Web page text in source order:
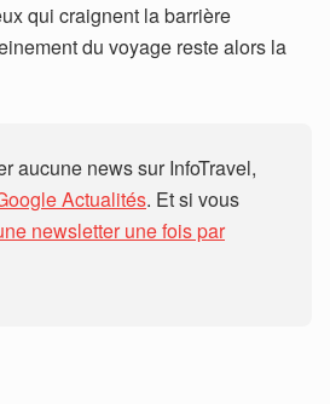
qui craignent la barrière
du voyage reste alors la
aucune news sur InfoTravel,
Actualités. Et si vous
newsletter une fois par